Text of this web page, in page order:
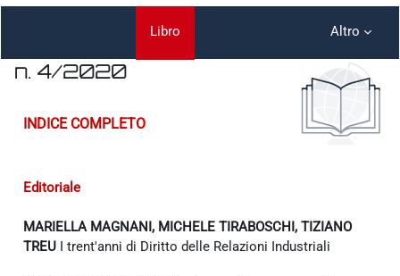
Libro Altro
n. 4/2020
INDICE COMPLETO
Editoriale
MARIELLA MAGNANI, MICHELE TIRABOSCHI, TIZIANO
TREU I trent'anni di Diritto delle Relazioni Industriali